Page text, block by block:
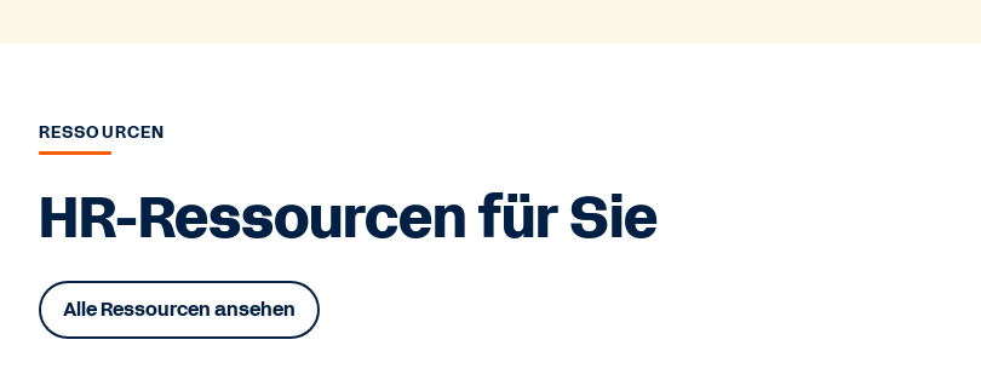
RESSOURCEN
HR-Ressourcen für Sie
Alle Ressourcen ansehen